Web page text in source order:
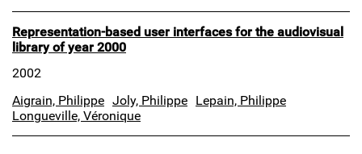
Representation-based user interfaces for the audiovisual
library of year 2000
2002
Aigrain, Philippe Joly, Philippe Lepain, Philippe
Longueville, Véronique